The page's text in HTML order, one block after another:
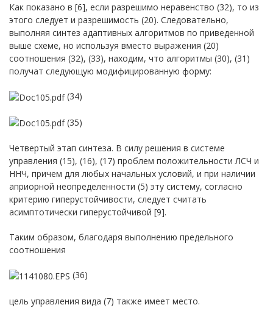
Как показано в [6], если разрешимо неравенство (32), то из
этого следует и разрешимость (20). Следовательно,
выполняя синтез адаптивных алгоритмов по приведенной
выше схеме, но используя вместо выражения (20)
соотношения (32), (33), находим, что алгоритмы (30), (31)
получат следующую модифицированную форму:
(34)
(35)
Четвертый этап синтеза. В силу решения в системе
управления (15), (16), (17) проблем положительности ЛСЧ и
ННЧ, причем для любых начальных условий, и при наличии
априорной неопределенности (5) эту систему, согласно
критерию гиперустойчивости, следует считать
асимптотически гиперустойчивой [9].
Таким образом, благодаря выполнению предельного
соотношения
(36)
цель управления вида (7) также имеет место.